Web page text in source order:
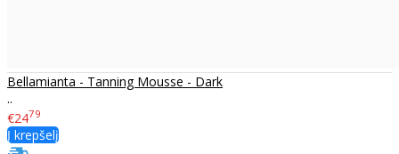
Bellamianta - Tanning Mousse - Dark
..
€2479
Į krepšelį